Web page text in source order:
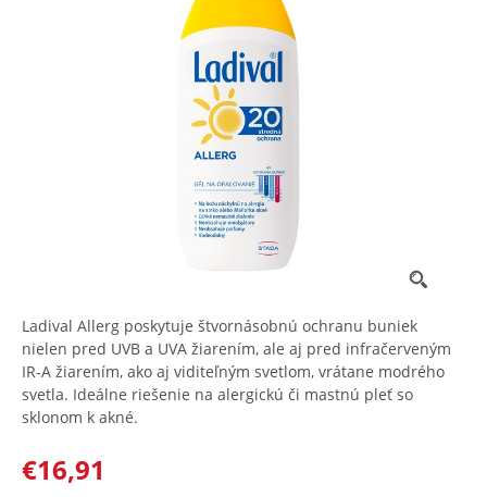
Ladival Allerg poskytuje štvornásobnú ochranu buniek
nielen pred UVB a UVA žiarením, ale aj pred infračerveným
IR-A žiarením, ako aj viditeľným svetlom, vrátane modrého
svetla. Ideálne riešenie na alergickú či mastnú pleť so
sklonom k akné.
€16,91